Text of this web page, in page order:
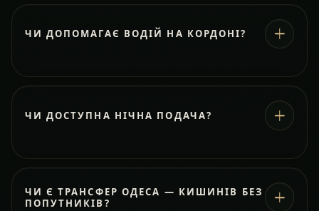
ЧИ ДОПОМАГАЄ ВОДІЙ НА КОРДОНІ?
ЧИ ДОСТУПНА НІЧНА ПОДАЧА?
ЧИ Є ТРАНСФЕР ОДЕСА — КИШИНІВ БЕЗ
ПОПУТНИКІВ?